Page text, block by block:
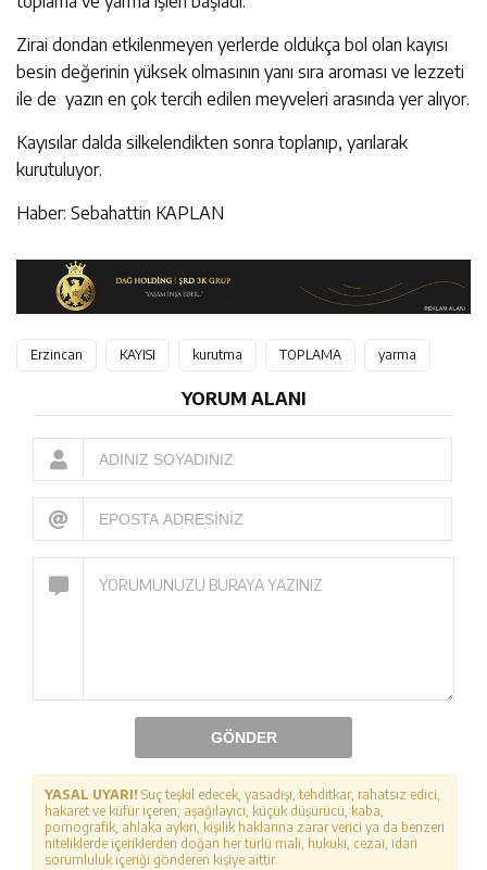
Zirai dondan etkilenmeyen yerlerde oldukça bol olan kayısı
besin değerinin yüksek olmasının yanı sıra aroması ve lezzeti
ile de yazın en çok tercih edilen meyveleri arasında yer alıyor.
Kayısılar dalda silkelendikten sonra toplanıp, yarılarak
kurutuluyor.
Haber: Sebahattin KAPLAN
Erzincan KAYISI kurutma TOPLAMA yarma
YORUM ALANI
GÖNDER
YASAL UYARI! Suç teşkil edecek, yasadışı, tehditkar, rahatsız edici,
hakaret ve küfür içeren, aşağılayıcı, küçük düşürücü, kaba,
pornografik, ahlaka aykırı, kişilik haklarına zarar verici ya da benzeri
niteliklerde içeriklerden doğan her türlü mali, hukuki, cezai, idari
sorumluluk içeriği gönderen kişiye aittir.